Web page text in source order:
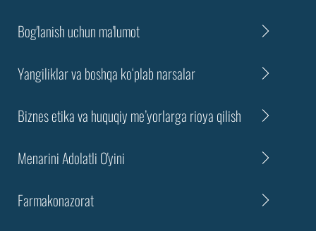
Bog'lanish uchun ma'lumot
Yangiliklar va boshqa ko‘plab narsalar
Biznes etika va huquqiy me’yorlarga rioya qilish
Menarini Adolatli O'yini
Farmakonazorat